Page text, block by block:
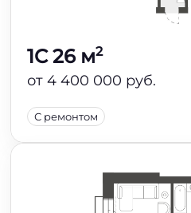
1C 26 м2
от 4 400 000 руб.
С ремонтом